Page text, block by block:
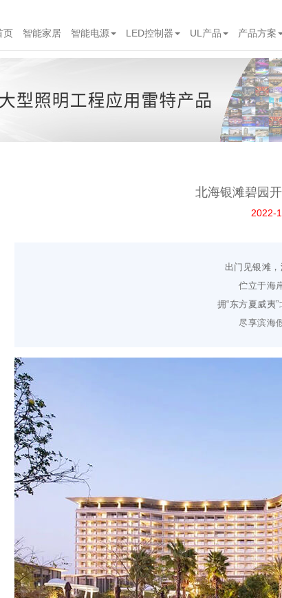
页 智能家居 智能电源 LED控制器 UL产品 产品方案
北海银滩碧园
2022-
出门见银滩
伫立于海
拥“东方夏威夷
尽享滨海